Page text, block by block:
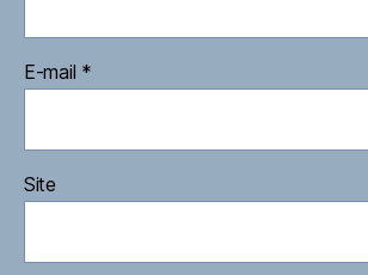
E-mail *
Site